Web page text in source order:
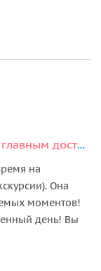
Милан древний и современный: по главным достопримечательностям
на
Она
моментов!
день! Вы